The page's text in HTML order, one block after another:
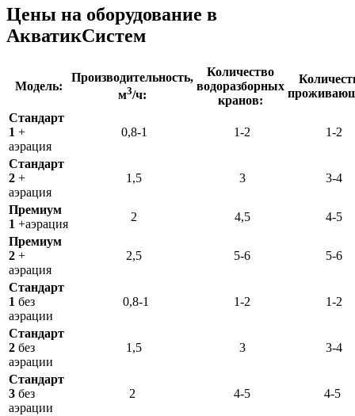
Цены на оборудование в
АкватикСистем
Модель:
Производительность,
м3/ч:
Количество
водоразборных
кранов:
Стандарт
1 +
аэрация
0,8-1 1-2 1-2
Стандарт
2 +
аэрация
1,5 3 3-4
Премиум
1 +аэрация
2 4,5
4-5
Премиум
2 +
аэрация
2,5 5-6 5-6
Стандарт
1 без
аэрации
0,8-1 1-2 1-2
Стандарт
2 без
аэрации
1,5 3 3-4
Стандарт
3 без
аэрации
2 4-5 4-5